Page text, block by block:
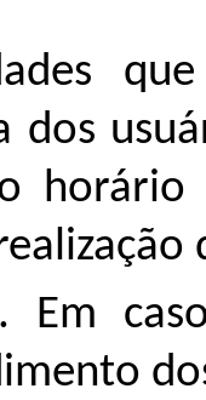
que
dos
Em